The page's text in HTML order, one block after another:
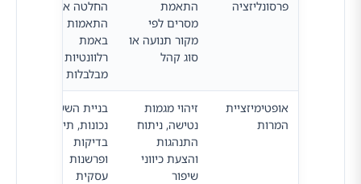
פרסונליזציה
התאמת
מסרים לפי
מקור תנועה או
סוג קהל
החלטה אילו
התאמות
באמת
רלוונטיות ולא
מבלבלות
אופטימיזציית
המרות
זיהוי מגמות
נטישה, ניתוח
התנהגות
והצעת כיווני
שיפור
בניית השערות
נכונות, תיעדוף
בדיקות
ופרשנות
עסקית